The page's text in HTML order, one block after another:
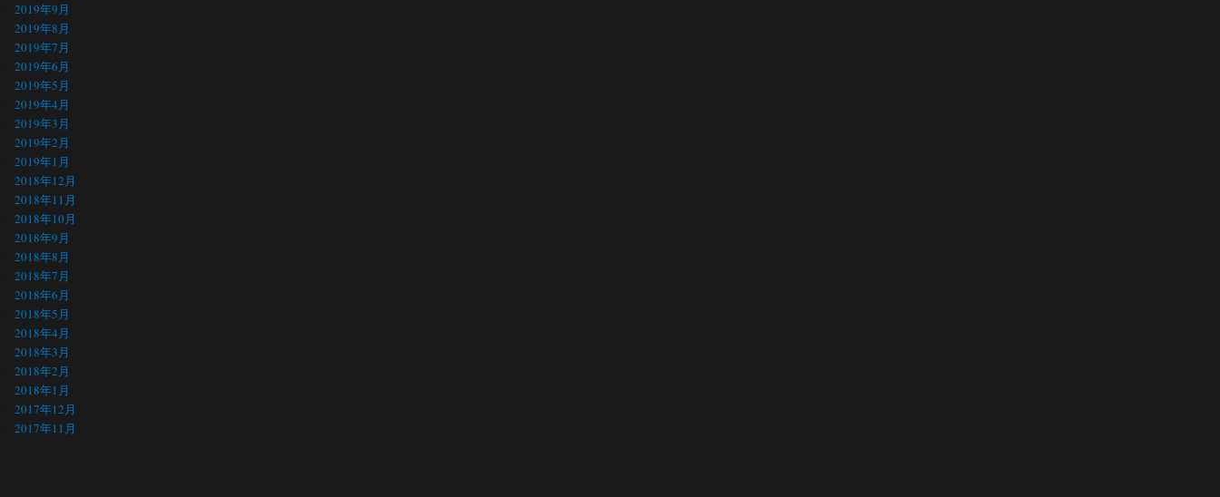
2019年9月
2019年8月
2019年7月
2019年6月
2019年5月
2019年4月
2019年3月
2019年2月
2019年1月
2018年12月
2018年11月
2018年10月
2018年9月
2018年8月
2018年7月
2018年6月
2018年5月
2018年4月
2018年3月
2018年2月
2018年1月
2017年12月
2017年11月